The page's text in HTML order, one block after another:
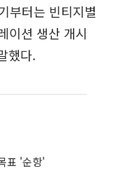
부터는 빈티지별
이션 생산 개시
했다.
표 '순항'